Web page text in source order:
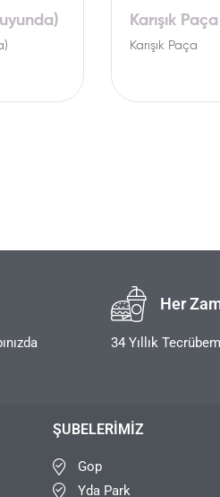
Karışık Paça
Karışık Paça
Her
34 Yıllık
ŞUBELERIMIZ
Gop
Yda Park